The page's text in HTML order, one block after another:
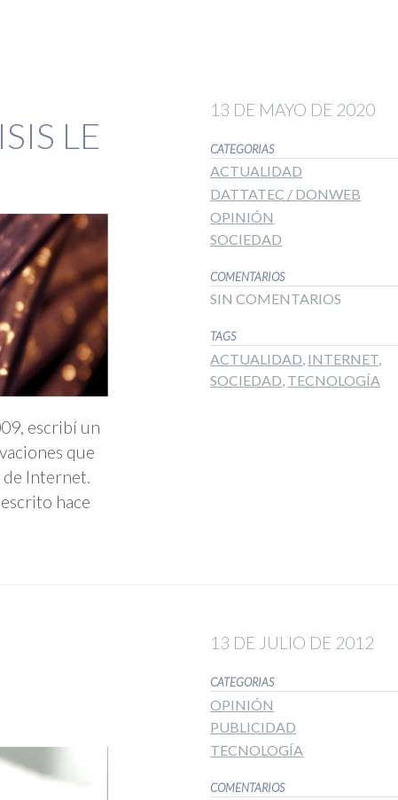
LE
escribí un
que
de Internet.
hace
13 DE MAYO DE 2020
CATEGORIAS
ACTUALIDAD
DATTATEC / DONWEB
OPINIÓN
SOCIEDAD
COMENTARIOS
SIN COMENTARIOS
TAGS
ACTUALIDAD INTERNET
SOCIEDAD TECNOLOGÍA
13 DE JULIO DE 2012
CATEGORIAS
OPINIÓN
PUBLICIDAD
TECNOLOGÍA
COMENTARIOS